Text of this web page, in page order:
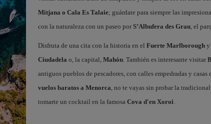
Mitjana o Cala Es Talaie; guárdate para siempre las
con la naturaleza con un paseo por S’Albufera des Grau, el
Disfruta de una cita con la historia en el Fuerte Marlboroughy
Ciudadela o, la capital, Mahón. También es interesante visitar
antiguos pueblos de pescadores, con calles empedradas y
vuelos baratos a Menorca , no te vayas sin probar la
tomarte un cocktail en la famosa Cova d'en Xoroi